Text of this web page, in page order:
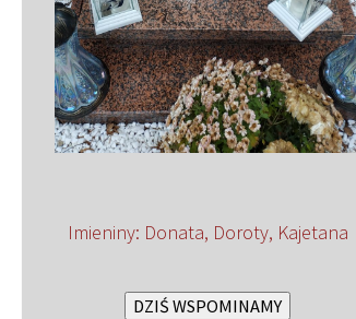
Imieniny: Donata, Doroty, Kajetana
DZIŚ WSPOMINAMY